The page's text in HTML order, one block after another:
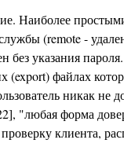
Наиболее
(remote -
без указания
файлах
никак не
"любая форма
клиента,